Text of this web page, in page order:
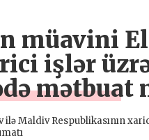
müavini
işlər
mətbuat